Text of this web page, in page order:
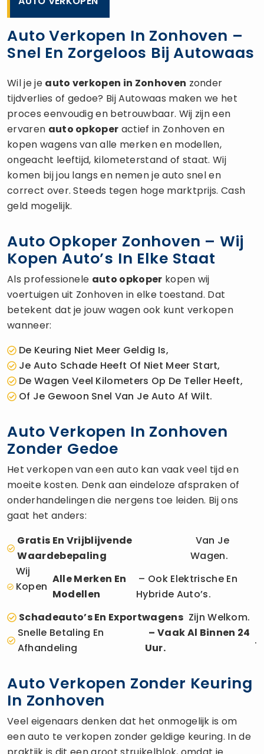
Auto Verkopen In Zonhoven –
Snel En Zorgeloos Bij Autowaas
Wil je je auto verkopen in Zonhoven zonder
tijdverlies of gedoe? Bij Autowaas maken we het
proces eenvoudig en betrouwbaar. Wij zijn een
ervaren auto opkoper actief in Zonhoven en
kopen wagens van alle merken en modellen,
ongeacht leeftijd, kilometerstand of staat. Wij
komen bij jou langs en nemen je auto snel en
correct over. Steeds tegen hoge marktprijs. Cash
geld mogelijk.
Auto Opkoper Zonhoven – Wij
Kopen Auto’s In Elke Staat
Als professionele auto opkoper kopen wij
voertuigen uit Zonhoven in elke toestand. Dat
betekent dat je jouw wagen ook kunt verkopen
wanneer:
De Keuring Niet Meer Geldig Is,
Je Auto Schade Heeft Of Niet Meer Start,
De Wagen Veel Kilometers Op De Teller Heeft,
Of Je Gewoon Snel Van Je Auto Af Wilt.
Auto Verkopen In Zonhoven
Zonder Gedoe
Het verkopen van een auto kan vaak veel tijd en
moeite kosten. Denk aan eindeloze afspraken of
onderhandelingen die nergens toe leiden. Bij ons
gaat het anders:
Gratis En Vrijblijvende
Waardebepaling
Van Je
Wagen.
Wij
Kopen
Alle Merken En
Modellen
– Ook Elektrische En
Hybride Auto’s.
Schadeauto’s En ExportwagensZijn Welkom.
Snelle Betaling En
Afhandeling
– Vaak Al Binnen 24
Uur.
.
Auto Verkopen Zonder Keuring
In Zonhoven
Veel eigenaars denken dat het onmogelijk is om
een auto te verkopen zonder geldige keuring. In de